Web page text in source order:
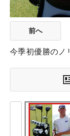
前へ
今季初優勝のノ